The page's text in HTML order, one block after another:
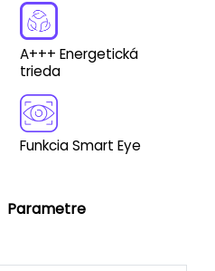
A+++ Energetická
trieda
Funkcia Smart Eye
Parametre